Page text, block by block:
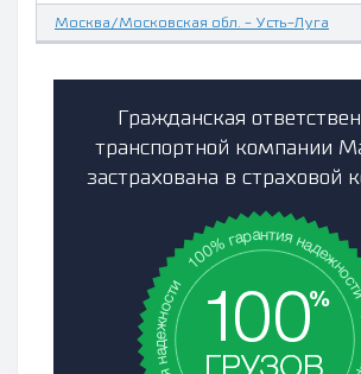
Москва/Московская обл. - Усть-Луга
Гражданская
транспортной компании
застрахована в страховой